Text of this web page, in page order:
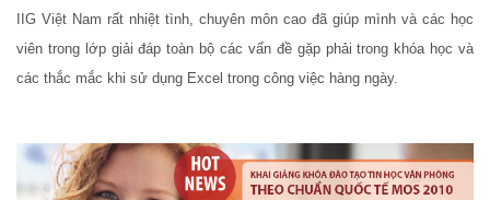
IIG Việt Nam rất nhiệt tình, chuyên môn cao đã giúp mình và các học
viên trong lớp giải đáp toàn bộ các vấn đề gặp phải trong khóa học và
các thắc mắc khi sử dụng Excel trong công việc hàng ngày.